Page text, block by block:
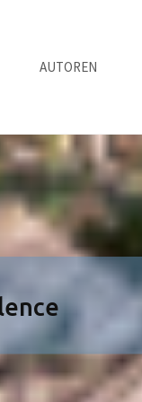
AUTOREN